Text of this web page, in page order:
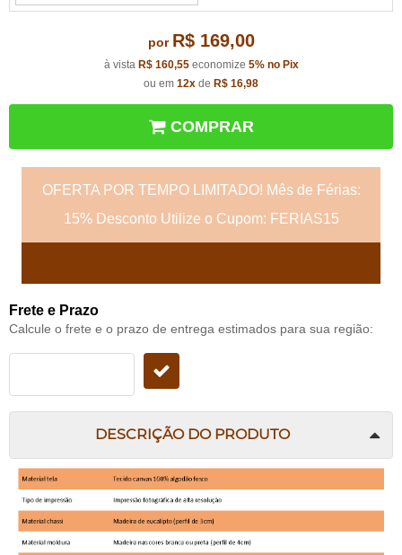
por R$ 169,00
à vista R$ 160,55economize 5% no Pix
ou em 12x de R$ 16,98
COMPRAR
OFERTA POR TEMPO LIMITADO! Mês de Férias:
15% Desconto Utilize o Cupom: FERIAS15
Frete e Prazo
Calcule o frete e o prazo de entrega estimados para sua região:
DESCRIÇÃO DO PRODUTO